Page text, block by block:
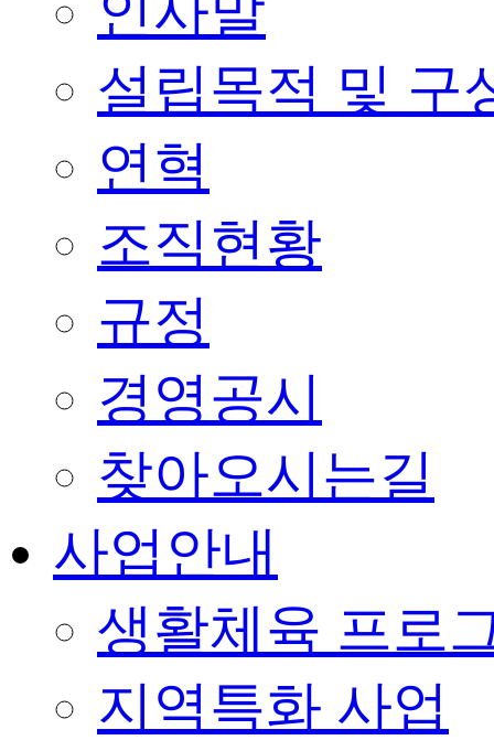
설립목적 및 구
연혁
조직현황
규정
경영공시
찾아오시는길
사업안내
생활체육 프로
지역특화 사업